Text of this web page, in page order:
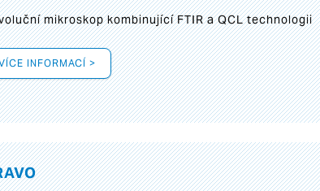
mikroskop kombinující FTIR a QCL technologii
INFORMACÍ >